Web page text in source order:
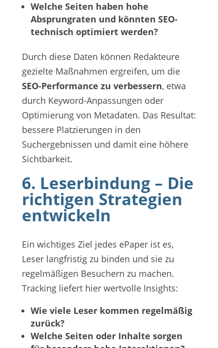
Welche Seiten haben hohe
Absprungraten und könnten SEO-
technisch optimiert werden?
Durch diese Daten können Redakteure
gezielte Maßnahmen ergreifen, um die
SEO-Performance zu verbessern, etwa
durch Keyword-Anpassungen oder
Optimierung von Metadaten. Das Resultat:
bessere Platzierungen in den
Suchergebnissen und damit eine höhere
Sichtbarkeit.
6. Leserbindung – Die
richtigen Strategien
entwickeln
Ein wichtiges Ziel jedes ePaper ist es,
Leser langfristig zu binden und sie zu
regelmäßigen Besuchern zu machen.
Tracking liefert hier wertvolle Insights:
Wie viele Leser kommen regelmäßig
zurück?
Welche Seiten oder Inhalte sorgen